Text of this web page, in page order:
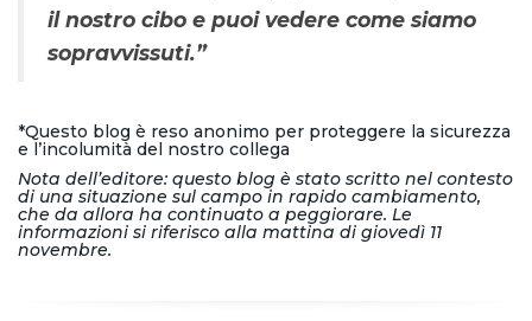
il nostro cibo e puoi vedere come siamo
sopravvissuti.”
*Questo blog è reso anonimo per proteggere la sicurezza
e l’incolumità del nostro collega
Nota dell’editore: questo blog è stato scritto nel contesto
di una situazione sul campo in rapido cambiamento,
che da allora ha continuato a peggiorare. Le
informazioni si riferisco alla mattina di giovedì 11
novembre.